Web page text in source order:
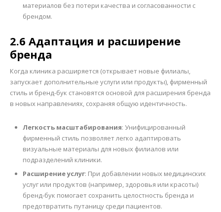
материалов без потери качества и согласованности с
брендом.
2.6 Адаптация и расширение
бренда
Когда клиника расширяется (открывает новые филиалы,
запускает дополнительные услуги или продукты), фирменный
стиль и бренд-бук становятся основой для расширения бренда
в новых направлениях, сохраняя общую идентичность.
Легкость масштабирования: Унифицированный
фирменный стиль позволяет легко адаптировать
визуальные материалы для новых филиалов или
подразделений клиники.
Расширение услуг: При добавлении новых медицинских
услуг или продуктов (например, здоровья или красоты)
бренд-бук помогает сохранить целостность бренда и
предотвратить путаницу среди пациентов.